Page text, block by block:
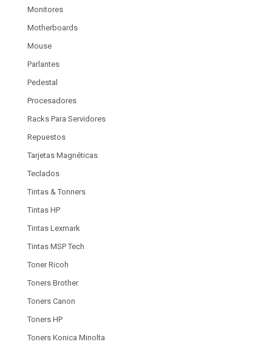
Monitores
Motherboards
Mouse
Parlantes
Pedestal
Procesadores
Racks Para Servidores
Repuestos
Tarjetas Magnéticas
Teclados
Tintas & Tonners
Tintas HP
Tintas Lexmark
Tintas MSP Tech
Toner Ricoh
Toners Brother
Toners Canon
Toners HP
Toners Konica Minolta